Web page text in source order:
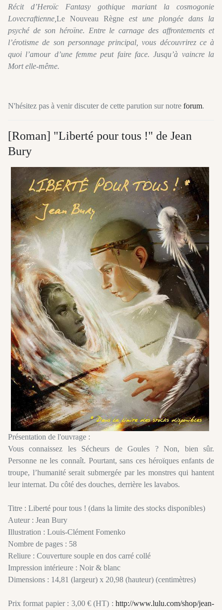
Récit d’Heroïc Fantasy gothique mariant la cosmogonie
Lovecraftienne, Le Nouveau Règne est une plongée dans la
psyché de son héroïne. Entre le carnage des affrontements et
l’érotisme de son personnage principal, vous découvrirez ce à
quoi l’amour d’une femme peut faire face. Jusqu’à vaincre la
Mort elle-même.
N'hésitez pas à venir discuter de cette parution sur notre forum.
[Roman] "Liberté pour tous !" de Jean
Bury
Présentation de l'ouvrage :
Vous connaissez les Sécheurs de Goules ? Non, bien sûr.
Personne ne les connaît. Pourtant, sans ces héroïques enfants de
troupe, l’humanité serait submergée par les monstres qui hantent
leur internat. Du côté des douches, derrière les lavabos.
Titre : Liberté pour tous ! (dans la limite des stocks disponibles)
Auteur : Jean Bury
Illustration : Louis-Clément Fomenko
Nombre de pages : 58
Reliure : Couverture souple en dos carré collé
Impression intérieure : Noir & blanc
Dimensions : 14,81 (largeur) x 20,98 (hauteur) (centimètres)
Prix format papier : 3,00 € (HT) : http://www.lulu.com/shop/jean-